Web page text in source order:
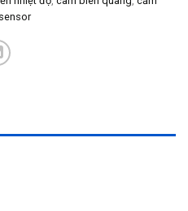
sensor